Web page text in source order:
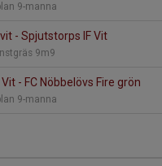
9-manna
- Spjutstorps IF Vit
9m9
- FC Nöbbelövs Fire grön
9-manna